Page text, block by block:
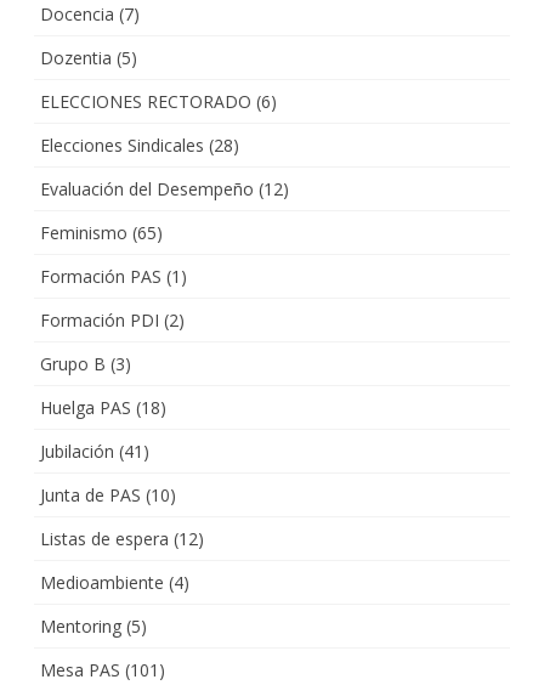
Docencia (7)
Dozentia (5)
ELECCIONES RECTORADO (6)
Elecciones Sindicales (28)
Evaluación del Desempeño (12)
Feminismo (65)
Formación PAS (1)
Formación PDI (2)
Grupo B (3)
Huelga PAS (18)
Jubilación (41)
Junta de PAS (10)
Listas de espera (12)
Medioambiente (4)
Mentoring (5)
Mesa PAS (101)